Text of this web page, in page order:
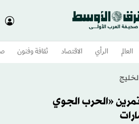
العالم الرأي الاقتصاد ثقافة وفنون
«الحرب الجوي